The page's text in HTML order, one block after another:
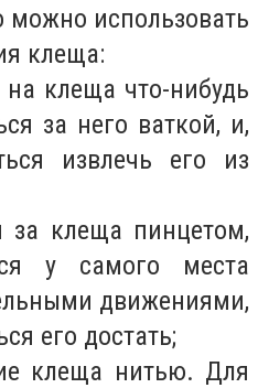
можно использовать
клеща:
клеща что-нибудь
за него ваткой, и,
извлечь его из
за клеща пинцетом,
у самого места
движениями,
его достать;
клеща нитью. Для